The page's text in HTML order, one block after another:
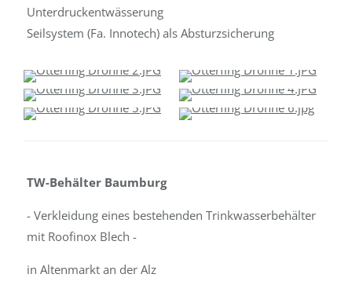
Unterdruckentwässerung
Seilsystem (Fa. Innotech) als Absturzsicherung
TW-Behälter Baumburg
- Verkleidung eines bestehenden Trinkwasserbehälter
mit Roofinox Blech -
in Altenmarkt an der Alz